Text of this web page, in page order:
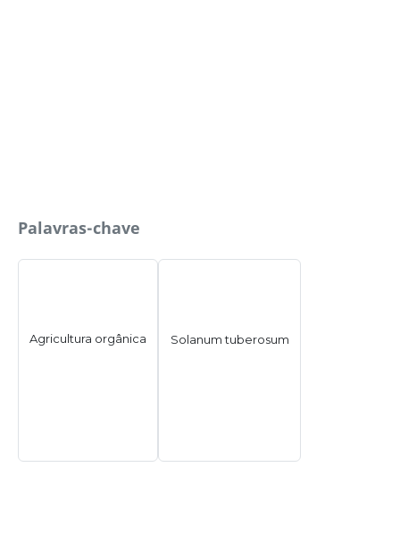
Palavras-chave
Agricultura orgânica Solanum tuberosum